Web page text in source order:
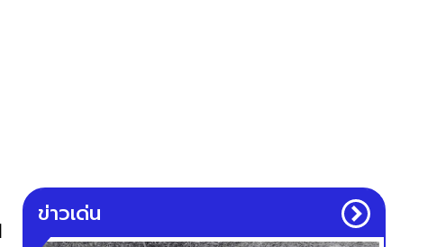
ข่าวเด่น